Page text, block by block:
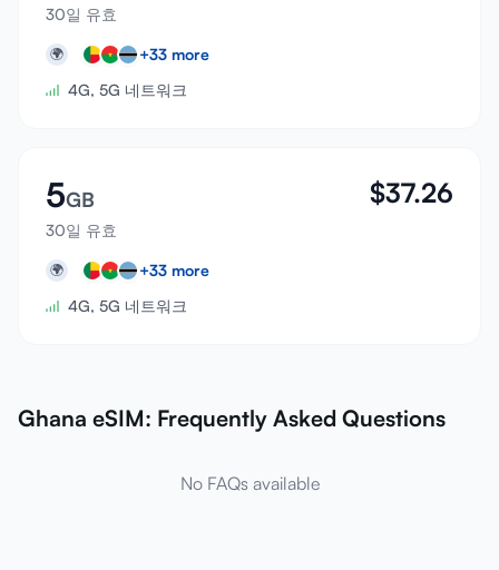
30일 유효
🌍 +33 more
4G, 5G 네트워크
5GB
30일 유효
$37.26
🌍 +33 more
4G, 5G 네트워크
Ghana eSIM: Frequently Asked Questions
No FAQs available